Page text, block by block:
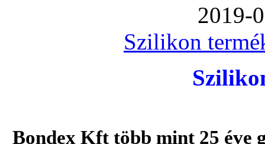
2019-
Szilikon
Bondex Kft több mint 25 éve